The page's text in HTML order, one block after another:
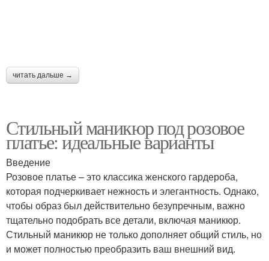
читать дальше →
Стильный маникюр под розовое
платье: идеальные варианты
Введение
Розовое платье – это классика женского гардероба,
которая подчеркивает нежность и элегантность. Однако,
чтобы образ был действительно безупречным, важно
тщательно подобрать все детали, включая маникюр.
Стильный маникюр не только дополняет общий стиль, но
и может полностью преобразить ваш внешний вид.